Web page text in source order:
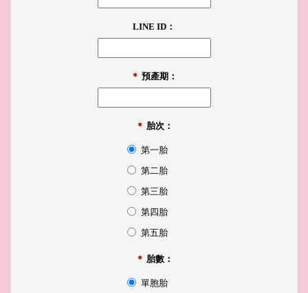
LINE ID：
＊ 預產期：
＊ 胎次：
第一胎
第二胎
第三胎
第四胎
第五胎
＊ 胎數：
單胞胎